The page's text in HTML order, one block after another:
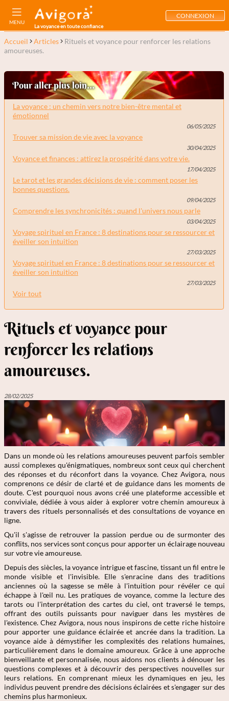
MENU
La voyance en toute confiance
CONNEXION
Accueil Articles
Rituels et voyance pour renforcer les relations
amoureuses.
Pour aller plus loin...
La voyance : un chemin vers notre bien-être mental et
émotionnel
06/05/2025
Trouver sa mission de vie avec la voyance
30/04/2025
Voyance et finances : attirez la prospérité dans votre vie.
17/04/2025
Le tarot et les grandes décisions de vie : comment poser les
bonnes questions.
09/04/2025
Comprendre les synchronicités : quand l'univers nous parle
03/04/2025
Voyage spirituel en France : 8 destinations pour se ressourcer et
éveiller son intuition
27/03/2025
Voyage spirituel en France : 8 destinations pour se ressourcer et
éveiller son intuition
27/03/2025
Voir tout
Rituels et voyance pour
renforcer les relations
amoureuses.
28/02/2025
Dans un monde où les relations amoureuses peuvent parfois sembler
aussi complexes qu'énigmatiques, nombreux sont ceux qui cherchent
des réponses et du réconfort dans la voyance. Chez Avigora, nous
comprenons ce désir de clarté et de guidance dans les moments de
doute. C'est pourquoi nous avons créé une plateforme accessible et
conviviale, dédiée à vous aider à explorer votre chemin amoureux à
travers des rituels personnalisés et des consultations de voyance en
ligne.
Qu'il s'agisse de retrouver la passion perdue ou de surmonter des
conflits, nos services sont conçus pour apporter un éclairage nouveau
sur votre vie amoureuse.
Depuis des siècles, la voyance intrigue et fascine, tissant un fil entre le
monde visible et l'invisible. Elle s'enracine dans des traditions
anciennes où la sagesse se mêle à l'intuition pour révéler ce qui
échappe à l'œil nu. Les pratiques de voyance, comme la lecture des
tarots ou l'interprétation des cartes du ciel, ont traversé le temps,
offrant des outils puissants pour naviguer dans les mystères de
l'existence. Chez Avigora, nous nous inspirons de cette riche histoire
pour apporter une guidance éclairée et ancrée dans la tradition. La
voyance aide à démystifier les complexités des relations humaines,
particulièrement dans le domaine amoureux. Grâce à une approche
bienveillante et personnalisée, nous aidons nos clients à dénouer les
questions complexes et à découvrir des perspectives nouvelles sur
leurs relations. En comprenant mieux les dynamiques en jeu, les
individus peuvent prendre des décisions éclairées et s'engager sur des
chemins plus harmonieux.